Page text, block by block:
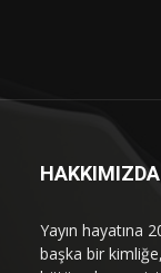
HAKKIMIZDA
Yayın hayatına
başka bir